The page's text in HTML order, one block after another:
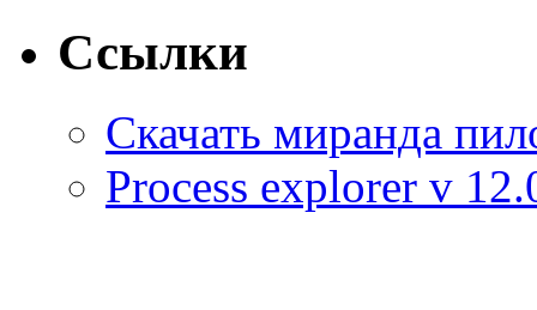
Ссылки
Скачать миранда
Process explorer v